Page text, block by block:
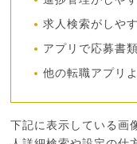
求人検索がしや
アプリで応募書
他の転職アプリ
下記に表示している